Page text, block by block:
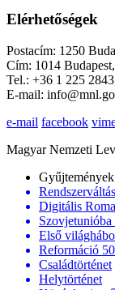
Elérhetőségek
Postacím: 1250
Cím: 1014
Tel.: +36 1 225
E-mail:
e-mail facebook
Magyar Nemzeti
Gyűjtemények
Digitális
Első
Reformáció
Családtörténet
Helytörténet